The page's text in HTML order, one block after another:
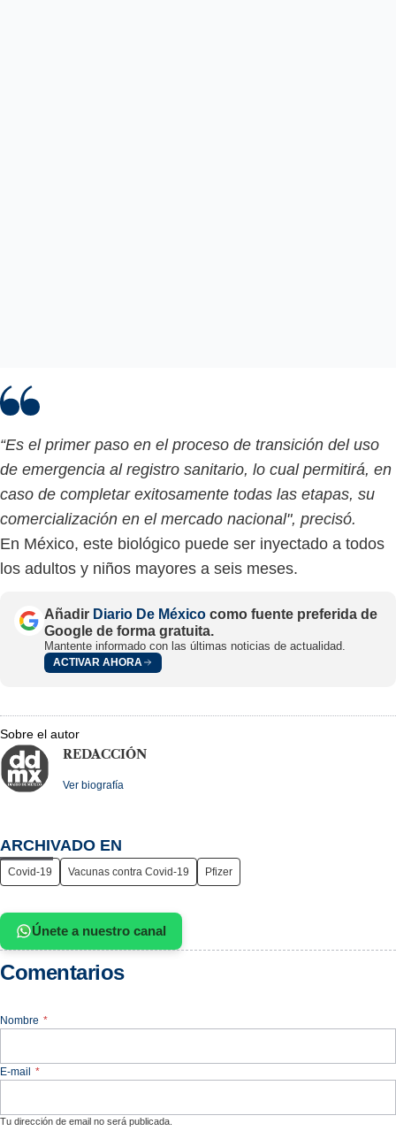
“Es el primer paso en el proceso de transición del uso
de emergencia al registro sanitario, lo cual permitirá, en
caso de completar exitosamente todas las etapas, su
comercialización en el mercado nacional", precisó.
En México, este biológico puede ser inyectado a todos
los adultos y niños mayores a seis meses.
Añadir Diario De México como fuente preferida de
Google de forma gratuita.
Mantente informado con las últimas noticias de actualidad.
ACTIVAR AHORA
Sobre el autor
REDACCIÓN
Ver biografía
ARCHIVADO EN
Covid-19 Vacunas contra Covid-19 Pfizer
Únete a nuestro canal
Comentarios
Nombre *
E-mail *
Tu dirección de email no será publicada.